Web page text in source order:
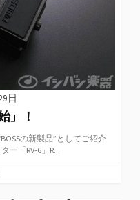
日
」！
の新製品”としてご紹介
ー「RV-6」R...